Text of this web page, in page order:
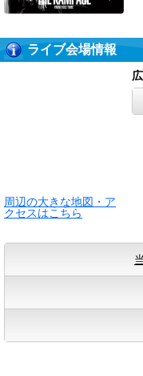
ライブ会場情報
周辺の大きな地図・ア
クセスはこちら